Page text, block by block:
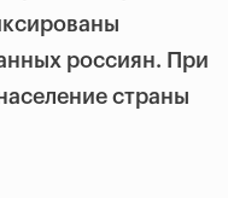
россиян. При
страны